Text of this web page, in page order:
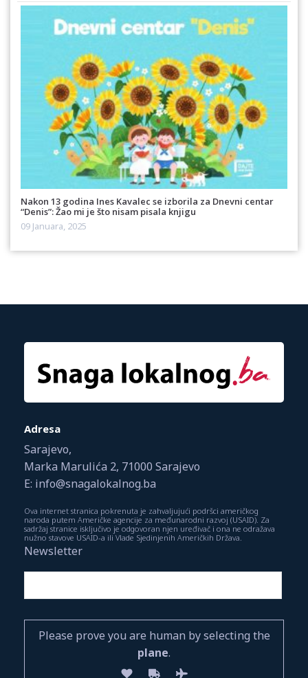
Nakon 13 godina Ines Kavalec se izborila za Dnevni centar
“Denis”: Žao mi je što nisam pisala knjigu
09 Januara, 2025
Adresa
Sarajevo,
Marka Marulića 2, 71000 Sarajevo
E: info@snagalokalnog.ba
Ova internet stranica pokrenuta je zahvaljujući podršci američkog
naroda putem Američke agencije za međunarodni razvoj (USAID). Za
sadržaj stranice isključivo je odgovoran njen uređivač i ona ne odražava
nužno stavove USAID-a ili Vlade Sjedinjenih Američkih Država.
Newsletter
Please prove you are human by selecting the
plane.